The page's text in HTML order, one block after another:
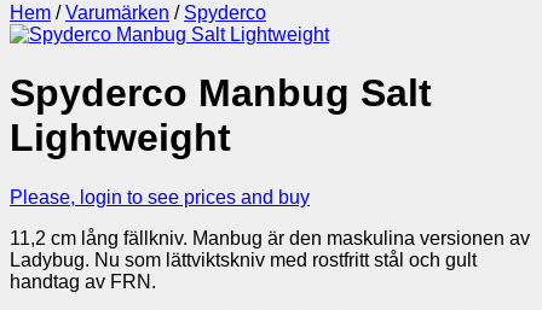
Hem / Varumärken / Spyderco
Spyderco Manbug Salt
Lightweight
Please, login to see prices and buy
11,2 cm lång fällkniv. Manbug är den maskulina versionen av
Ladybug. Nu som lättviktskniv med rostfritt stål och gult
handtag av FRN.